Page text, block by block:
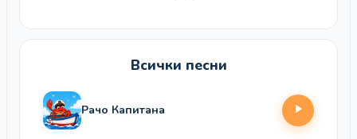
Всички песни
Рачо Капитана